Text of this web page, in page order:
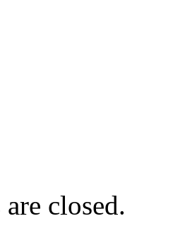
closed.